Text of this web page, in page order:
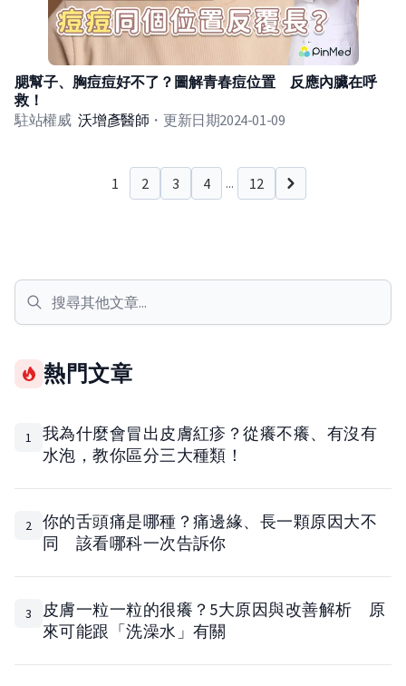
腮幫子、胸痘痘好不了？圖解青春痘位置 反應內臟在呼
救！
駐站權威 沃增彥醫師 ・更新日期2024-01-09
1 2 3 4 ... 12 下一頁
熱門文章
1
我為什麼會冒出皮膚紅疹？從癢不癢、有沒有
水泡，教你區分三大種類！
2
你的舌頭痛是哪種？痛邊緣、長一顆原因大不
同 該看哪科一次告訴你
3
皮膚一粒一粒的很癢？5大原因與改善解析 原
來可能跟「洗澡水」有關